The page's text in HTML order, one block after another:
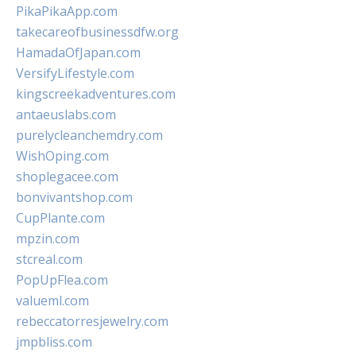
PikaPikaApp.com
takecareofbusinessdfw.org
HamadaOfJapan.com
VersifyLifestyle.com
kingscreekadventures.com
antaeuslabs.com
purelycleanchemdry.com
WishOping.com
shoplegacee.com
bonvivantshop.com
CupPlante.com
mpzin.com
stcreal.com
PopUpFlea.com
valueml.com
rebeccatorresjewelry.com
jmpbliss.com